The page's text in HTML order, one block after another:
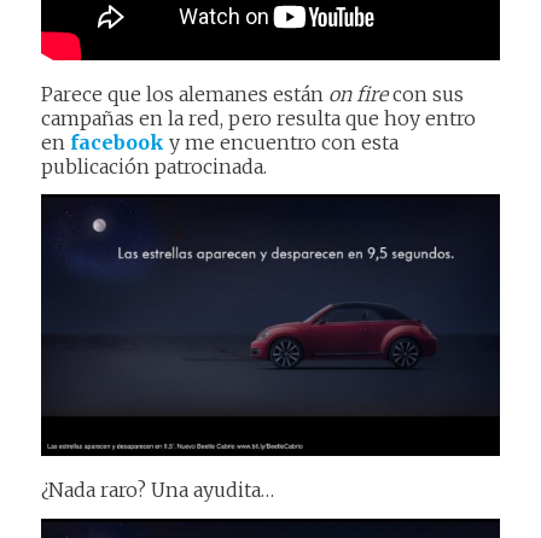
Parece que los alemanes están on firecon sus
campañas en la red, pero resulta que hoy entro
en facebook y me encuentro con esta
publicación patrocinada.
¿Nada raro? Una ayudita…